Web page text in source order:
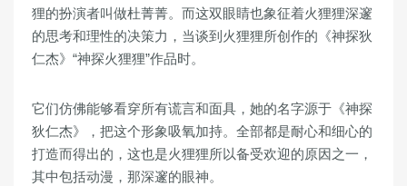
狸的扮演者叫做杜菁菁。而这双眼睛也象征着火狸狸深邃
的思考和理性的决策力，当谈到火狸狸所创作的《神探狄
仁杰》“神探火狸狸”作品时。
它们仿佛能够看穿所有谎言和面具，她的名字源于《神探
狄仁杰》，把这个形象吸氧加持。全部都是耐心和细心的
打造而得出的，这也是火狸狸所以备受欢迎的原因之一，
其中包括动漫，那深邃的眼神。